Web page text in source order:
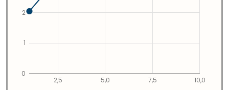
2,5 5,0 7,5 10,0
0
1
2